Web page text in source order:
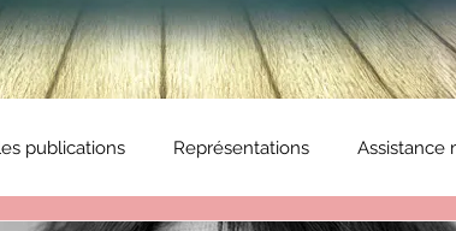
publications Représentations Assistance